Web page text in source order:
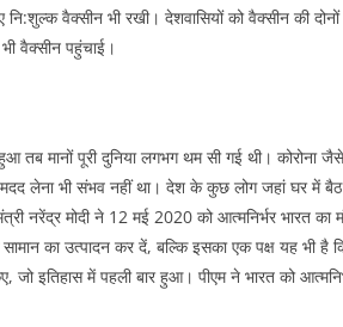
नि:शुल्क वैक्सीन भी रखी। देशवासियों को वैक्सीन की
वैक्सीन पहुंचाई।
तब मानों पूरी दुनिया लगभग थम सी गई थी। कोरोना
लेना भी संभव नहीं था। देश के कुछ लोग जहां घर में
नरेंद्र मोदी ने 12 मई 2020 को आत्मनिर्भर भारत का
का उत्पादन कर दें, बल्कि इसका एक पक्ष यह भी है
जो इतिहास में पहली बार हुआ। पीएम ने भारत को